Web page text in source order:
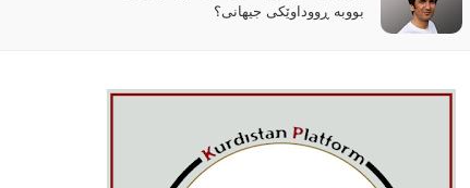
بووبە ڕووداوێکی جیهانی؟